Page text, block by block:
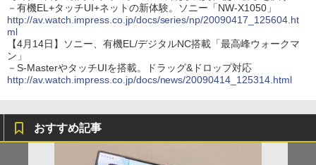
－有機EL+タッチUI+ネットの新体験。ソニー「NW-X1050」
http://av.watch.impress.co.jp/docs/series/np/20090417_125604.ht
ml
【4月14日】ソニー、有機EL/デジタルNC搭載「最高峰ウォークマ
ン」
－S-MasterやタッチUIを搭載。ドラッグ&ドロップ対応
http://av.watch.impress.co.jp/docs/news/20090414_125314.html
おすすめ記事